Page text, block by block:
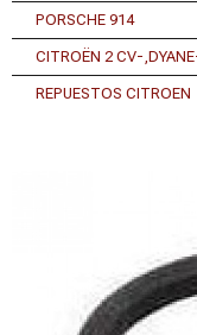
PORSCHE 914
CITROËN 2 CV-
REPUESTOS CITROEN